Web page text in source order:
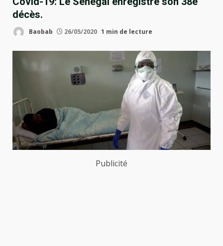
décès.
Baobab 26/05/2020 1 min de lecture
Publicité